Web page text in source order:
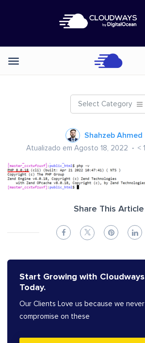
Categories
Select Category
Shahzeb Ahmed
Atualizado em Agosto 18, 2022 < 1
Share This Article
Start Growing with Cloudways
Today.
Our Clients Love us because we never
compromise on these